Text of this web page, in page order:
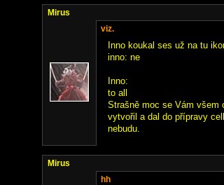
Mirus
viz.
Inno koukal ses už na tu
inno: ne
Inno:
to all
Strašně moc se Vám všem
vytvořil a dal do přípravy
nebudu.
Mirus
hh